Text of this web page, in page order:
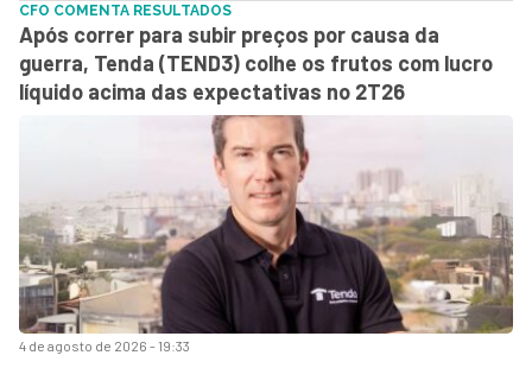
4 de agosto de 2026 - 19:33
CFO COMENTA RESULTADOS
Após correr para subir preços por causa da
guerra, Tenda (TEND3) colhe os frutos com lucro
líquido acima das expectativas no 2T26